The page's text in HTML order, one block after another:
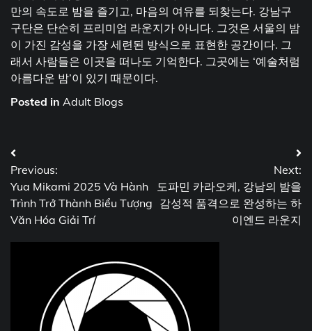
만의 속도로 밤을 즐기고, 마음의 여유를 되찾는다. 강남구
구단은 단순히 프리미엄 라운지가 아니다. 그것은 서울의 밤
이 가진 감성을 가장 세련된 방식으로 표현한 공간이다. 그
래서 사람들은 이곳을 떠나도 기억한다. 그곳에는 ‘예술처럼
아름다운 밤’이 있기 때문이다.
Posted in Adult Blogs
Post
navigation
Previous:
Yua Mikami 2025 Và Hành
Trình Trở Thành Biểu Tượng
Văn Hóa Giải Trí
Next:
도파민 카라오케, 강남의 밤을
감성적 품격으로 완성하는 하
이엔드 라운지